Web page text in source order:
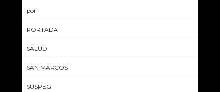
por
PORTADA
SALUD
SAN MARCOS
SUSPEG